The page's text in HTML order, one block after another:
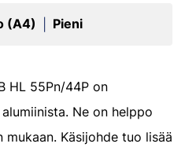
(A4) Pieni
HL 55Pn/44P on
Ne on helppo
Käsijohde tuo lisää